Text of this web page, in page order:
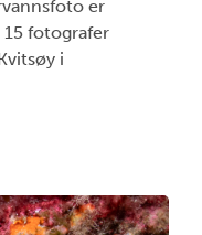
er
fotografer
i